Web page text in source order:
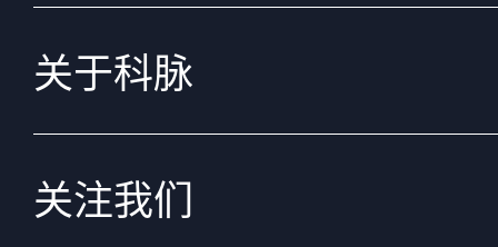
关于科脉
关注我们